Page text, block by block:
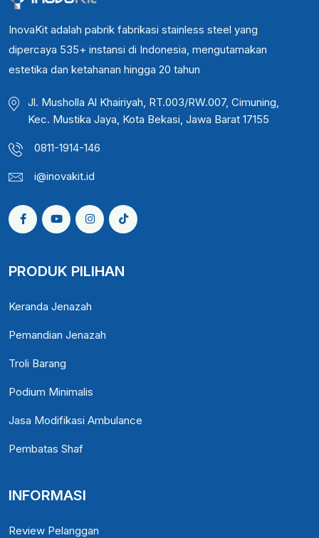
InovaKit adalah pabrik fabrikasi stainless steel yang
dipercaya 535+ instansi di Indonesia, mengutamakan
estetika dan ketahanan hingga 20 tahun
Jl. Musholla Al Khairiyah, RT.003/RW.007, Cimuning,
Kec. Mustika Jaya, Kota Bekasi, Jawa Barat 17155
0811-1914-146
i@inovakit.id
PRODUK PILIHAN
Keranda Jenazah
Pemandian Jenazah
Troli Barang
Podium Minimalis
Jasa Modifikasi Ambulance
Pembatas Shaf
INFORMASI
Review Pelanggan